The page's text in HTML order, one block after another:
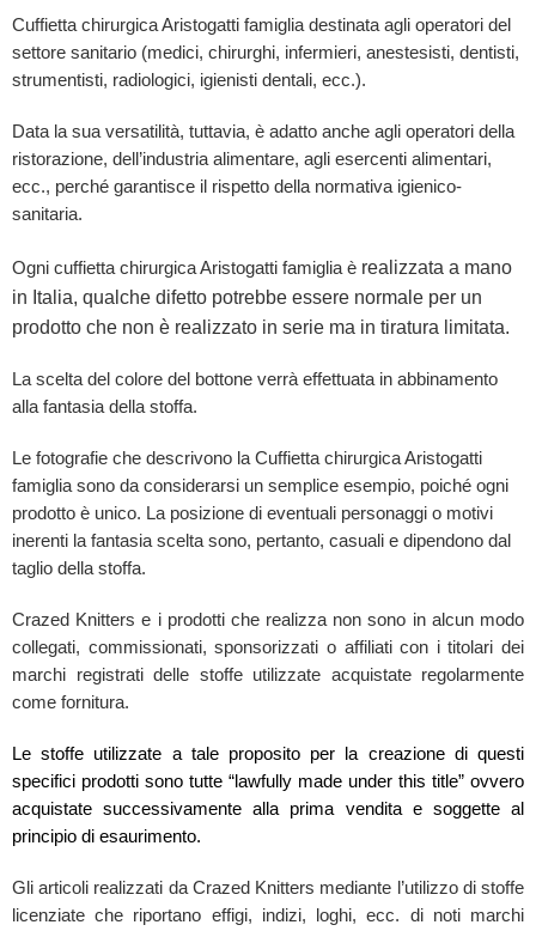
Cuffietta chirurgica Aristogatti famiglia destinata agli operatori del
settore sanitario (medici, chirurghi, infermieri, anestesisti, dentisti,
strumentisti, radiologici, igienisti dentali, ecc.).
Data la sua versatilità, tuttavia, è adatto anche agli operatori della
ristorazione, dell’industria alimentare, agli esercenti alimentari,
ecc., perché garantisce il rispetto della normativa igienico-
sanitaria.
Ogni cuffietta chirurgica Aristogatti famiglia è realizzata a mano
in Italia, qualche difetto potrebbe essere normale per un
prodotto che non è realizzato in serie ma in tiratura limitata.
La scelta del colore del bottone verrà effettuata in abbinamento
alla fantasia della stoffa.
Le fotografie che descrivono la Cuffietta chirurgica Aristogatti
famiglia sono da considerarsi un semplice esempio, poiché ogni
prodotto è unico. La posizione di eventuali personaggi o motivi
inerenti la fantasia scelta sono, pertanto, casuali e dipendono dal
taglio della stoffa.
Crazed Knitters e i prodotti che realizza non sono in alcun modo
collegati, commissionati, sponsorizzati o affiliati con i titolari dei
marchi registrati delle stoffe utilizzate acquistate regolarmente
come fornitura.
Le stoffe utilizzate a tale proposito per la creazione di questi
specifici prodotti sono tutte “lawfully made under this title” ovvero
acquistate successivamente alla prima vendita e soggette al
principio di esaurimento.
Gli articoli realizzati da Crazed Knitters mediante l’utilizzo di stoffe
licenziate che riportano effigi, indizi, loghi, ecc. di noti marchi